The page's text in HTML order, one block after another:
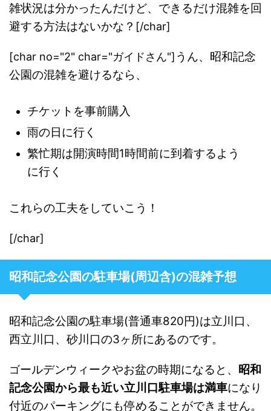
雑状況は分かったんだけど、できるだけ混雑を回
避する方法はないかな？ [/char]
[char no="2" char="ガイドさん"] うん、昭和記念
公園の混雑を避けるなら、
チケットを事前購入
雨の日に行く
繁忙期は開演時間1時間前に到着するよう
に行く
これらの工夫をしていこう！
[/char]
昭和記念公園の駐車場(周辺含)の混雑予想
昭和記念公園の駐車場(普通車820円)は立川口、
西立川口、砂川口の3ヶ所にあるのです。
ゴールデンウィークやお盆の時期になると、 昭和
記念公園から最も近い立川口駐車場は満車になり
付近のパーキングにも停めることができません。